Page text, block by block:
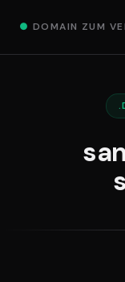
● DOMAIN ZUM